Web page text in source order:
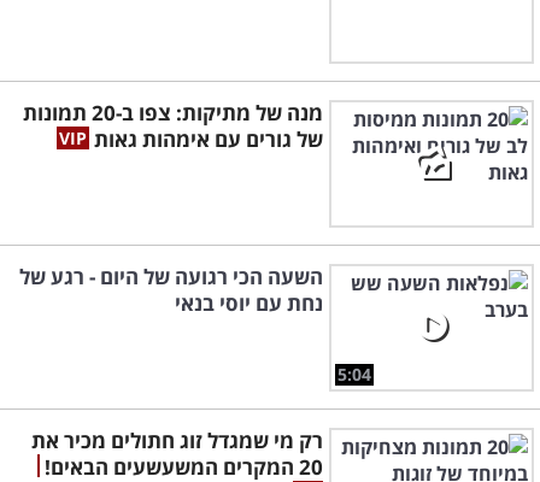
מנה של מתיקות: צפו ב-20 תמונות
של גורים עם אימהות גאות
5:04
השעה הכי רגועה של היום - רגע של
נחת עם יוסי בנאי
רק מי שמגדל זוג חתולים מכיר את
20 המקרים המשעשעים הבאים!